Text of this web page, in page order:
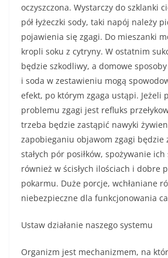
oczyszczona. Wystarczy do szklanki
pół łyżeczki sody, taki napój należy
pojawienia się zgagi. Do mieszanki
kropli soku z cytryny. W ostatnim
będzie szkodliwy, a domowe
i soda w zestawieniu mogą
efekt, po którym zgaga ustąpi. Jeżeli
problemu zgagi jest refluks
trzeba będzie zastąpić nawyki
zapobieganiu objawom zgagi będzie
stałych pór posiłków, spożywanie
również w ścisłych ilościach i dobre
pokarmu. Duże porcje, wchłaniane
niebezpieczne dla funkcjonowania
Ustaw działanie naszego systemu
Organizm jest mechanizmem, na